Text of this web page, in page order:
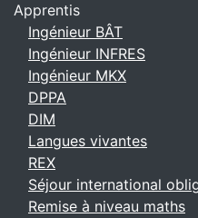
Apprentis
Ingénieur BÂT
Ingénieur INFRES
Ingénieur MKX
DPPA
DIM
Langues vivantes
REX
Séjour international
Remise à niveau maths